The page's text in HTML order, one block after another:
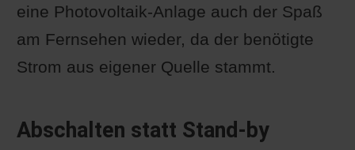
eine Photovoltaik-Anlage auch der Spaß
am Fernsehen wieder, da der benötigte
Strom aus eigener Quelle stammt.
Abschalten statt Stand-by